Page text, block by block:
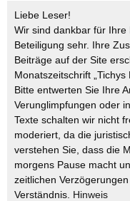
Liebe Leser!
Wir sind dankbar für
Beteiligung sehr. Ihre
Beiträge auf der Site
Monatszeitschrift „Tichys
Bitte entwerten Sie Ihre
Verunglimpfungen oder
Texte schalten wir nicht
moderiert, da die
verstehen Sie, dass die
morgens Pause macht
zeitlichen
Verständnis. Hinweis